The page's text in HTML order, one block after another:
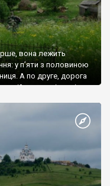
вона лежить
у п’яти з половиною
А по друге, дорога
передачі аж ніяк